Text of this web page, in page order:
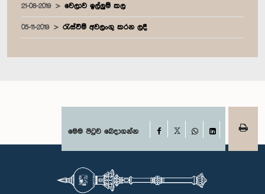
21-08-2019 වෙලාව ඉල්ලුම් කල
05-11-2019 රැස්වීම් අවලංගු කරන ලදී
මෙම පිටුව බෙදාගන්න Facebook
WhatsAppLinkedIn